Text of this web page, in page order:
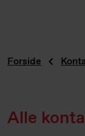
Forside
Alle